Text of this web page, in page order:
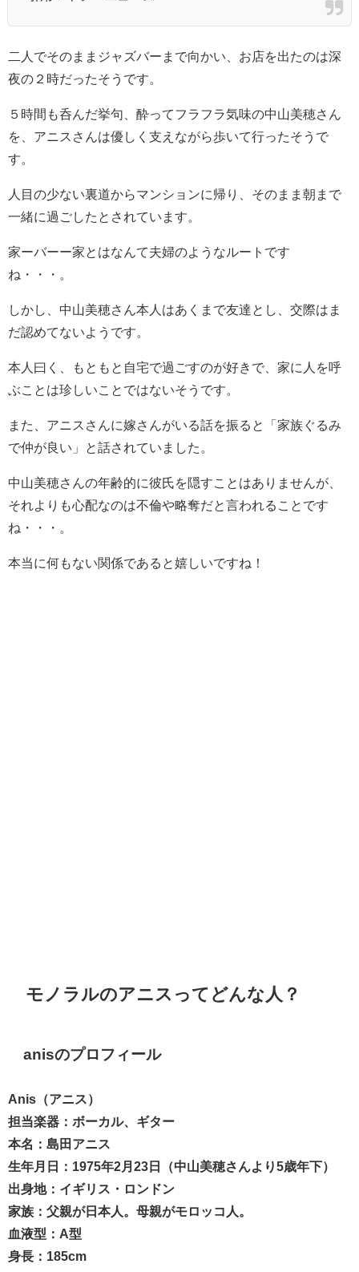
二人でそのままジャズバーまで向かい、お店を出たのは深
夜の２時だったそうです。
５時間も呑んだ挙句、酔ってフラフラ気味の中山美穂さん
を、アニスさんは優しく支えながら歩いて行ったそうで
す。
人目の少ない裏道からマンションに帰り、そのまま朝まで
一緒に過ごしたとされています。
家ーバーー家とはなんて夫婦のようなルートです
ね・・・。
しかし、中山美穂さん本人はあくまで友達とし、交際はま
だ認めてないようです。
本人曰く、もともと自宅で過ごすのが好きで、家に人を呼
ぶことは珍しいことではないそうです。
また、アニスさんに嫁さんがいる話を振ると「家族ぐるみ
で仲が良い」と話されていました。
中山美穂さんの年齢的に彼氏を隠すことはありませんが、
それよりも心配なのは不倫や略奪だと言われることです
ね・・・。
本当に何もない関係であると嬉しいですね！
モノラルのアニスってどんな人？
anisのプロフィール
Anis（アニス）
担当楽器：ボーカル、ギター
本名：島田アニス
生年月日：1975年2月23日（中山美穂さんより5歳年下）
出身地：イギリス・ロンドン
家族：父親が日本人。母親がモロッコ人。
血液型：A型
身長：185cm